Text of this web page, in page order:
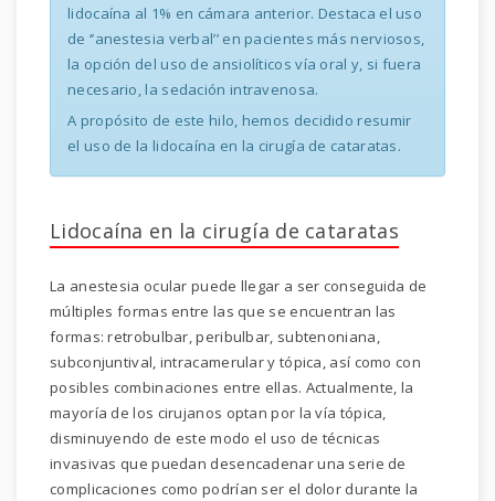
lidocaína al 1% en cámara anterior. Destaca el uso
de ‘’anestesia verbal’’ en pacientes más nerviosos,
la opción del uso de ansiolíticos vía oral y, si fuera
necesario, la sedación intravenosa.
A propósito de este hilo, hemos decidido resumir
el uso de la lidocaína en la cirugía de cataratas.
Lidocaína en la cirugía de cataratas
La anestesia ocular puede llegar a ser conseguida de
múltiples formas entre las que se encuentran las
formas: retrobulbar, peribulbar, subtenoniana,
subconjuntival, intracamerular y tópica, así como con
posibles combinaciones entre ellas. Actualmente, la
mayoría de los cirujanos optan por la vía tópica,
disminuyendo de este modo el uso de técnicas
invasivas que puedan desencadenar una serie de
complicaciones como podrían ser el dolor durante la